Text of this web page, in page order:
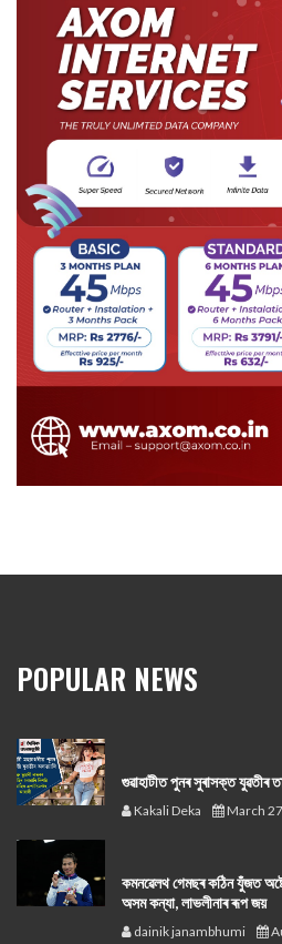
POPULAR NEWS
গুৱাহাটীত পুনৰ সুৰাসক্ত যুৱতীৰ
Kakali Deka March
কমনৱেলথ গেমছৰ কঠিন যুঁজত
অসম কন্যা, লাভলীনাৰ ৰূপ জয়
dainik janambhumi